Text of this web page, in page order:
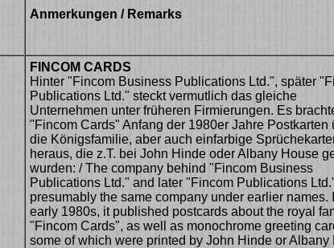
Anmerkungen / Remarks
FINCOM CARDS
Hinter "Fincom Business Publications Ltd.", später
Publications Ltd." steckt vermutlich das gleiche
Unternehmen unter früheren Firmierungen. Es
"Fincom Cards" Anfang der 1980er Jahre Postkarten
die Königsfamilie, aber auch einfarbige
heraus, die z.T. bei John Hinde oder Albany House
wurden: / The company behind "Fincom Business
Publications Ltd." and later "Fincom Publications
presumably the same company under earlier names.
early 1980s, it published postcards about the royal
"Fincom Cards", as well as monochrome greeting
some of which were printed by John Hinde or Albany